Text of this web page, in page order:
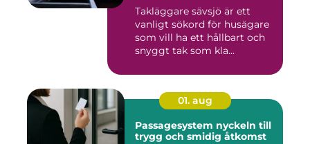
Takläggare sävsjö är ett
vanligt sökord för husägare
som vill ha ett hållbart och
snyggt tak som kla...
01. aug
Passagesystem nyckeln till
trygg och smidig åtkomst